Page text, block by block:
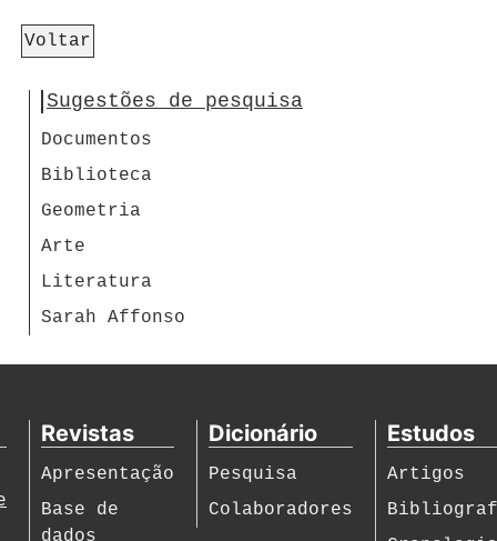
Voltar
Sugestões de pesquisa
Documentos
Biblioteca
Geometria
Arte
Literatura
Sarah Affonso
Revistas
Apresentação
Base de
dados
Dicionário
Pesquisa
Colaboradores
Estudos
Artigos